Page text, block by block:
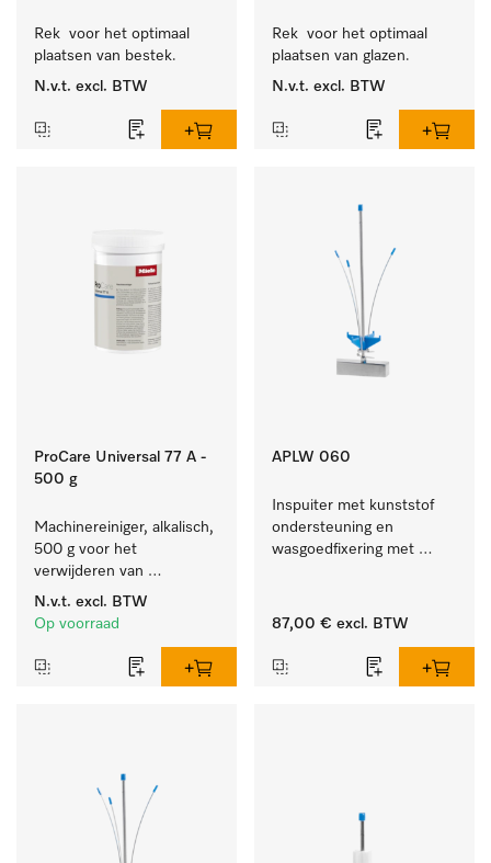
Rek  voor het optimaal
plaatsen van bestek.
N.v.t. excl. BTW
Rek  voor het optimaal
plaatsen van glazen.
N.v.t. excl. BTW
ProCare Universal 77 A -
500 g
Machinereiniger, alkalisch,
500 g voor het
verwijderen van
hardnekkige
zetmeelaanslag.
N.v.t. excl. BTW
Op voorraad
APLW 060
Inspuiter met kunststof
ondersteuning en
wasgoedfixering met
87,00 € excl. BTW